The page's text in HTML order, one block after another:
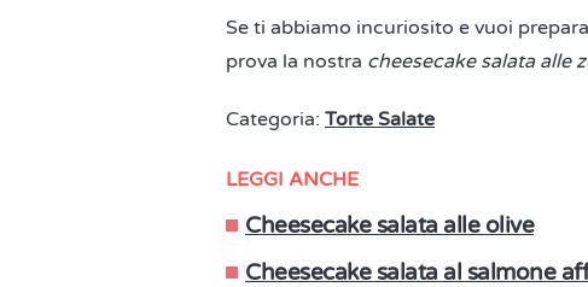
Se ti abbiamo incuriosito e vuoi
prova la nostra cheesecake salata alle
Categoria: Torte Salate
LEGGI ANCHE
Cheesecake salata alle olive
Cheesecake salata al salmone